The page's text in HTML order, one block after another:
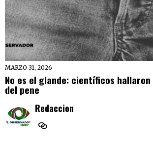
MARZO 31, 2026
No es el glande: científicos hallaron
del pene
Redaccion